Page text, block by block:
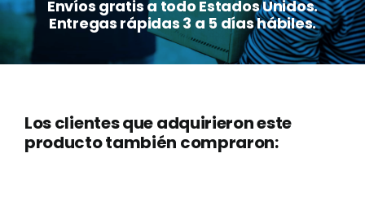
Envíos gratis a todo Estados Unidos.
Entregas rápidas 3 a 5 días hábiles.
Los clientes que adquirieron este
producto también compraron: